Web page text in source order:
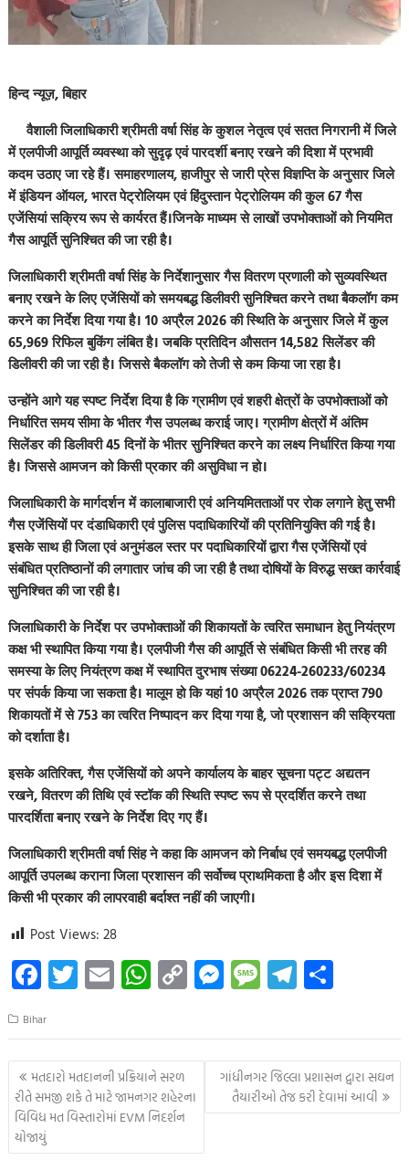
हिन्द न्यूज़, बिहार
वैशाली जिलाधिकारी श्रीमती वर्षा सिंह के कुशल नेतृत्व एवं सतत निगरानी में जिले
में एलपीजी आपूर्ति व्यवस्था को सुदृढ़ एवं पारदर्शी बनाए रखने की दिशा में प्रभावी
कदम उठाए जा रहे हैं। समाहरणालय, हाजीपुर से जारी प्रेस विज्ञप्ति के अनुसार जिले
में इंडियन ऑयल, भारत पेट्रोलियम एवं हिंदुस्तान पेट्रोलियम की कुल 67 गैस
एजेंसियां सक्रिय रूप से कार्यरत हैं।जिनके माध्यम से लाखों उपभोक्ताओं को नियमित
गैस आपूर्ति सुनिश्चित की जा रही है।
जिलाधिकारी श्रीमती वर्षा सिंह के निर्देशानुसार गैस वितरण प्रणाली को सुव्यवस्थित
बनाए रखने के लिए एजेंसियों को समयबद्ध डिलीवरी सुनिश्चित करने तथा बैकलॉग कम
करने का निर्देश दिया गया है। 10 अप्रैल 2026 की स्थिति के अनुसार जिले में कुल
65,969 रिफिल बुकिंग लंबित है। जबकि प्रतिदिन औसतन 14,582 सिलेंडर की
डिलीवरी की जा रही है। जिससे बैकलॉग को तेजी से कम किया जा रहा है।
उन्होंने आगे यह स्पष्ट निर्देश दिया है कि ग्रामीण एवं शहरी क्षेत्रों के उपभोक्ताओं को
निर्धारित समय सीमा के भीतर गैस उपलब्ध कराई जाए। ग्रामीण क्षेत्रों में अंतिम
सिलेंडर की डिलीवरी 45 दिनों के भीतर सुनिश्चित करने का लक्ष्य निर्धारित किया गया
है। जिससे आमजन को किसी प्रकार की असुविधा न हो।
जिलाधिकारी के मार्गदर्शन में कालाबाजारी एवं अनियमितताओं पर रोक लगाने हेतु सभी
गैस एजेंसियों पर दंडाधिकारी एवं पुलिस पदाधिकारियों की प्रतिनियुक्ति की गई है।
इसके साथ ही जिला एवं अनुमंडल स्तर पर पदाधिकारियों द्वारा गैस एजेंसियों एवं
संबंधित प्रतिष्ठानों की लगातार जांच की जा रही है तथा दोषियों के विरुद्ध सख्त कार्रवाई
सुनिश्चित की जा रही है।
जिलाधिकारी के निर्देश पर उपभोक्ताओं की शिकायतों के त्वरित समाधान हेतु नियंत्रण
कक्ष भी स्थापित किया गया है। एलपीजी गैस की आपूर्ति से संबंधित किसी भी तरह की
समस्या के लिए नियंत्रण कक्ष में स्थापित दुरभाष संख्या 06224-260233/60234
पर संपर्क किया जा सकता है। मालूम हो कि यहां 10 अप्रैल 2026 तक प्राप्त 790
शिकायतों में से 753 का त्वरित निष्पादन कर दिया गया है, जो प्रशासन की सक्रियता
को दर्शाता है।
इसके अतिरिक्त, गैस एजेंसियों को अपने कार्यालय के बाहर सूचना पट्ट अद्यतन
रखने, वितरण की तिथि एवं स्टॉक की स्थिति स्पष्ट रूप से प्रदर्शित करने तथा
पारदर्शिता बनाए रखने के निर्देश दिए गए हैं।
जिलाधिकारी श्रीमती वर्षा सिंह ने कहा कि आमजन को निर्बाध एवं समयबद्ध एलपीजी
आपूर्ति उपलब्ध कराना जिला प्रशासन की सर्वोच्च प्राथमिकता है और इस दिशा में
किसी भी प्रकार की लापरवाही बर्दाश्त नहीं की जाएगी।
Post Views: 28
Fa
ce
b
o
o
k
T
wi
tt
er
E
m
ail
W
h
at
s
A
p
p
C
o
p
y
Li
nk
M
es
se
n
g
er
M
es
sa
g
e
Te
le
gr
a
m
ar
e
Bihar
Post
navigation
મતદારો મતદાનની પ્રક્રિયાને સરળ
રીતે સમજી શકે તે માટે જામનગર શહેરના
વિવિધ મત વિસ્તારોમાં EVM નિદર્શન
યોજાયું
ગાંધીનગર જિલ્લા પ્રશાસન દ્વારા સઘન
તૈયારીઓ તેજ કરી દેવામાં આવી